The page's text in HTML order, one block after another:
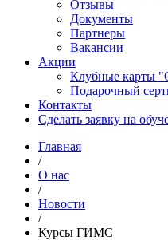
Отзывы
Документы
Партнеры
Вакансии
Акции
Клубные карты
Подарочный
Контакты
Сделать заявку на
Главная
/
О нас
/
Новости
/
Курсы ГИМС